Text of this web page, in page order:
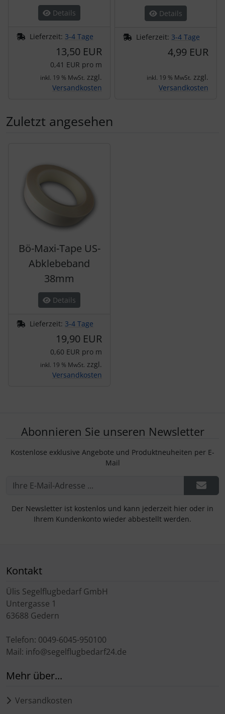
Details
Lieferzeit: 3-4 Tage
13,50 EUR
0,41 EUR pro m
inkl. 19 % MwSt. zzgl.
Versandkosten
Details
Lieferzeit: 3-4 Tage
4,99 EUR
inkl. 19 % MwSt. zzgl.
Versandkosten
Zuletzt angesehen
Bö-Maxi-Tape US-
Abklebeband
38mm
Details
Lieferzeit: 3-4 Tage
19,90 EUR
0,60 EUR pro m
inkl. 19 % MwSt. zzgl.
Versandkosten
Abonnieren Sie unseren Newsletter
Kostenlose exklusive Angebote und Produktneuheiten per E-
Mail
Der Newsletter ist kostenlos und kann jederzeit hier oder in
Ihrem Kundenkonto wieder abbestellt werden.
Kontakt
Ülis Segelflugbedarf GmbH
Untergasse 1
63688 Gedern
Telefon: 0049-6045-950100
Mail: info@segelflugbedarf24.de
Mehr über...
Versandkosten